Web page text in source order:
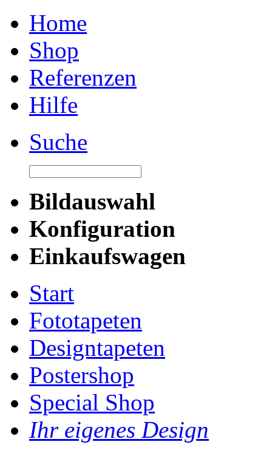
Home
Shop
Referenzen
Hilfe
Suche
Bildauswahl
Konfiguration
Einkaufswagen
Start
Fototapeten
Designtapeten
Postershop
Special Shop
Ihr eigenes Design